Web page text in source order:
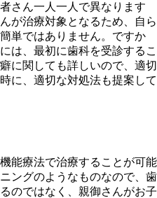
さん一人一人で異なります
が治療対象となるため、自ら
単ではありません。ですか
は、最初に歯科を受診するこ
に関しても詳しいので、適切
に、適切な対処法も提案して
能療法で治療することが可能
ングのようなものなので、歯
のではなく、親御さんがお子